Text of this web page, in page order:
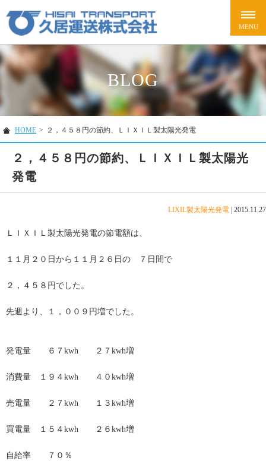
BLOG
HOME > ２，４５８円の節約、ＬＩＸＩＬ製太陽光発電
２，４５８円の節約、ＬＩＸＩＬ製太陽光
発電
LIXIL製太陽光発電 2015.11.27
ＬＩＸＩＬ製太陽光発電の節電額は、
１１月２０日から１１月２６日の ７日間で
２，４５８円でした。
先週より、１，００９円増でした。
発電量 ６７kwh ２７kwh増
消費量 １９４kwh ４０kwh増
売電量 ２７kwh １３kwh増
買電量 １５４kwh ２６kwh増
自給率 ７０％